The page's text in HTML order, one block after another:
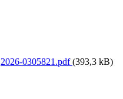
2026-0305821.pdf(393,3 kB)